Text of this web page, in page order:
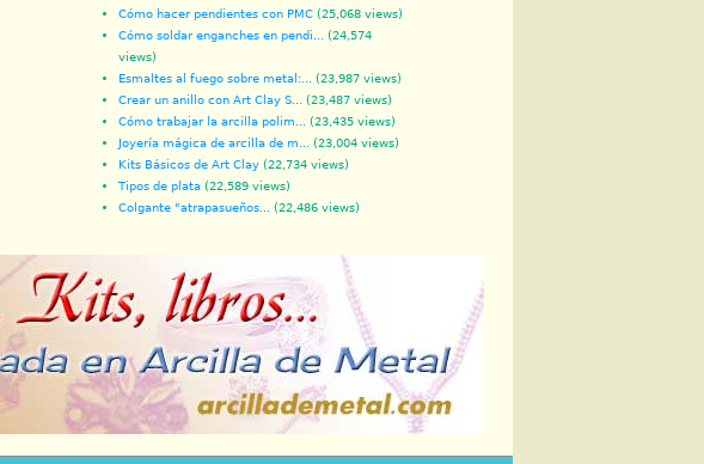
Cómo hacer pendientes con PMC (25,068 views)
Cómo soldar enganches en pendi...
(24,574
views)
Esmaltes al fuego sobre metal:...
(23,987 views)
Crear un anillo con Art Clay S...
(23,487 views)
Cómo trabajar la arcilla polim...
(23,435 views)
Joyería mágica de arcilla de m...
(23,004 views)
Kits Básicos de Art Clay (22,734 views)
Tipos de plata (22,589 views)
Colgante "atrapasueños...
(22,486 views)